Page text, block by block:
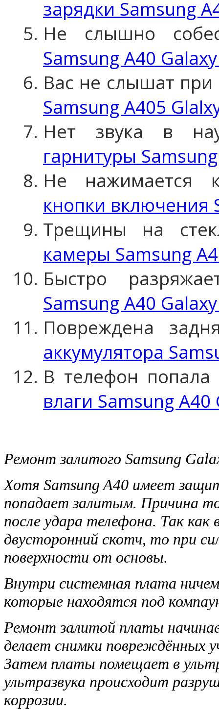
зарядки Samsung
Не слышно
Samsung A40
Вас не слышат при
Samsung A405
Нет звука в
гарнитуры
Не нажимается
кнопки включения
Трещины на
камеры Samsung
Быстро
Samsung A40
Повреждена
аккумулятора
В телефон
влаги Samsung A40
Ремонт залитого Samsung
Хотя Samsung A40 имеет
попадает залитым. Причина
после удара телефона. Так
двусторонний скотч, то при
поверхности от основы.
Внутри системная плата
которые находятся под
Ремонт залитой платы
делает снимки повреждённых
Затем платы помещает в
ультразвука происходит
коррозии.